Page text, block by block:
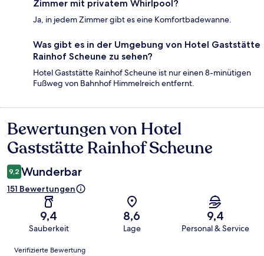
Zimmer mit privatem Whirlpool?
Ja, in jedem Zimmer gibt es eine Komfortbadewanne.
Was gibt es in der Umgebung von Hotel Gaststätte
Rainhof Scheune zu sehen?
Hotel Gaststätte Rainhof Scheune ist nur einen 8-minütigen
Fußweg von Bahnhof Himmelreich entfernt.
Bewertungen
Bewertungen von Hotel
Gaststätte Rainhof Scheune
9,2 Wunderbar
151 Bewertungen
9,4
Sauberkeit
8,6
Lage
9,4
Personal & Service
Bewertungen
Verifizierte Bewertung